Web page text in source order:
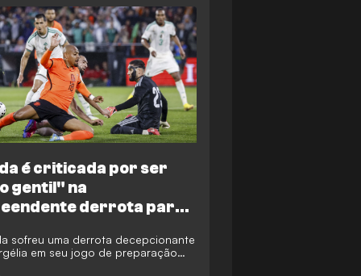
é criticada por ser
gentil" na
derrota para a
sofreu uma derrota decepcionante
em seu jogo de preparação